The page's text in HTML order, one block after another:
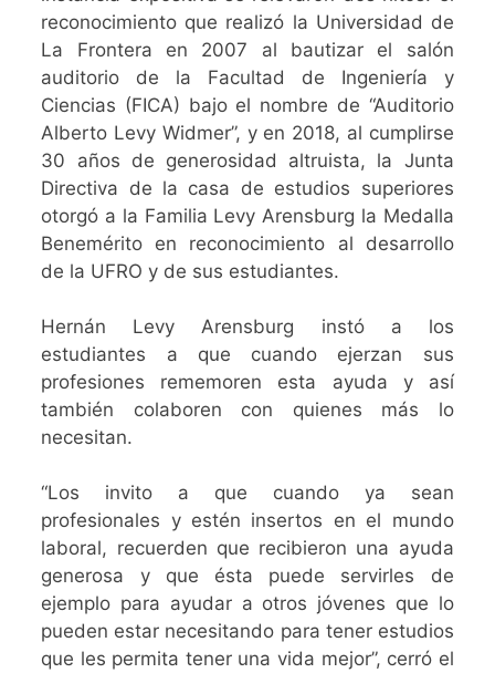
reconocimiento que realizó la Universidad de
La Frontera en 2007 al bautizar el salón
auditorio de la Facultad de Ingeniería y
Ciencias (FICA) bajo el nombre de “Auditorio
Alberto Levy Widmer”, y en 2018, al cumplirse
30 años de generosidad altruista, la Junta
Directiva de la casa de estudios superiores
otorgó a la Familia Levy Arensburg la Medalla
Benemérito en reconocimiento al desarrollo
de la UFRO y de sus estudiantes.
Hernán Levy Arensburg instó a los
estudiantes a que cuando ejerzan sus
profesiones rememoren esta ayuda y así
también colaboren con quienes más lo
necesitan.
“Los invito a que cuando ya sean
profesionales y estén insertos en el mundo
laboral, recuerden que recibieron una ayuda
generosa y que ésta puede servirles de
ejemplo para ayudar a otros jóvenes que lo
pueden estar necesitando para tener estudios
que les permita tener una vida mejor”, cerró el